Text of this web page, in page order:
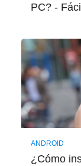
PC? -
ANDROID
¿Cómo